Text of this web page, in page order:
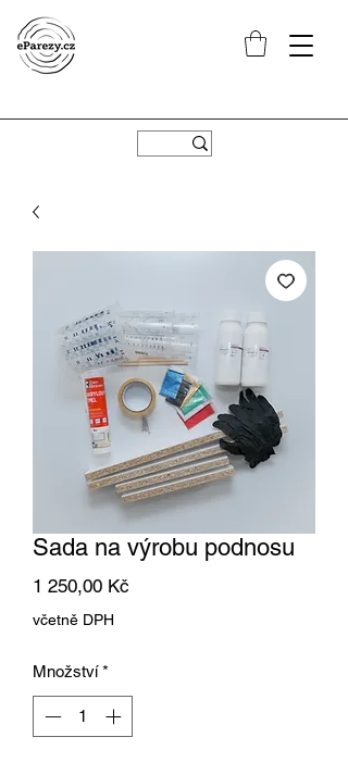
Sada na výrobu podnosu
1 250,00 Kč
včetně DPH
Množství *